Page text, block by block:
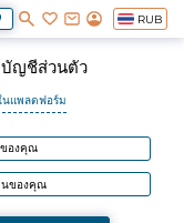
RUB
บัญชีส่วนตัว
นแพลตฟอร์ม